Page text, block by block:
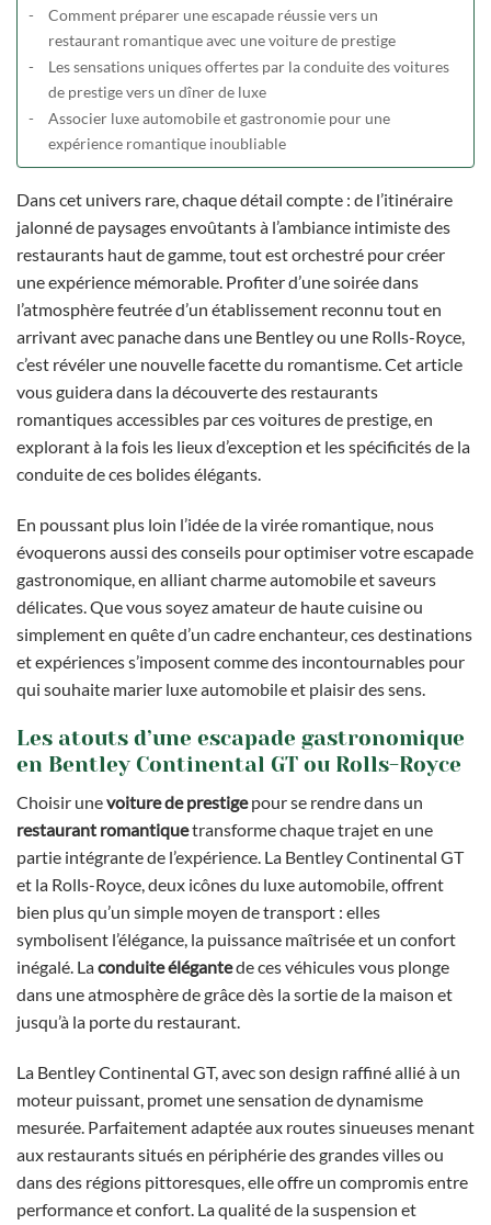
Comment préparer une escapade réussie vers un
restaurant romantique avec une voiture de prestige
Les sensations uniques offertes par la conduite des voitures
de prestige vers un dîner de luxe
Associer luxe automobile et gastronomie pour une
expérience romantique inoubliable
Dans cet univers rare, chaque détail compte : de l’itinéraire
jalonné de paysages envoûtants à l’ambiance intimiste des
restaurants haut de gamme, tout est orchestré pour créer
une expérience mémorable. Profiter d’une soirée dans
l’atmosphère feutrée d’un établissement reconnu tout en
arrivant avec panache dans une Bentley ou une Rolls-Royce,
c’est révéler une nouvelle facette du romantisme. Cet article
vous guidera dans la découverte des restaurants
romantiques accessibles par ces voitures de prestige, en
explorant à la fois les lieux d’exception et les spécificités de la
conduite de ces bolides élégants.
En poussant plus loin l’idée de la virée romantique, nous
évoquerons aussi des conseils pour optimiser votre escapade
gastronomique, en alliant charme automobile et saveurs
délicates. Que vous soyez amateur de haute cuisine ou
simplement en quête d’un cadre enchanteur, ces destinations
et expériences s’imposent comme des incontournables pour
qui souhaite marier luxe automobile et plaisir des sens.
Les atouts d’une escapade gastronomique
en Bentley Continental GT ou Rolls-Royce
Choisir unevoiture de prestigepour se rendre dans un
restaurant romantiquetransforme chaque trajet en une
partie intégrante de l’expérience. La Bentley Continental GT
et la Rolls-Royce, deux icônes du luxe automobile, offrent
bien plus qu’un simple moyen de transport : elles
symbolisent l’élégance, la puissance maîtrisée et un confort
inégalé. Laconduite élégantede ces véhicules vous plonge
dans une atmosphère de grâce dès la sortie de la maison et
jusqu’à la porte du restaurant.
La Bentley Continental GT, avec son design raffiné allié à un
moteur puissant, promet une sensation de dynamisme
mesurée. Parfaitement adaptée aux routes sinueuses menant
aux restaurants situés en périphérie des grandes villes ou
dans des régions pittoresques, elle offre un compromis entre
performance et confort. La qualité de la suspension et